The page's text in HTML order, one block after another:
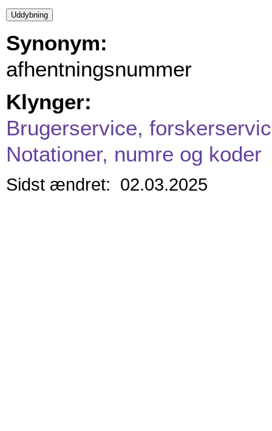
Synonym:
afhentningsnummer
Klynger:
Brugerservice,
Notationer, numre og koder
Sidst ændret: 02.03.2025